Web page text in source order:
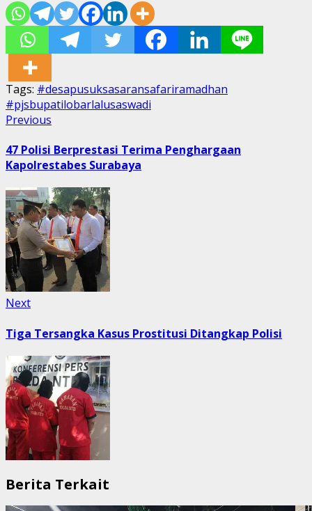
Tags: #desapusuksasaransafariramadhan
#pjsbupatilobarlalusaswadi
Post
navigation
Previous
47 Polisi Berprestasi Terima Penghargaan
Kapolrestabes Surabaya
NextNext
Tiga Tersangka Kasus Prostitusi Ditangkap Polisi
Berita Terkait